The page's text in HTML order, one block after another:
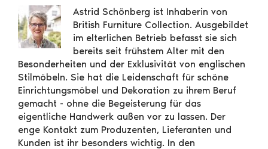
Astrid Schönberg ist Inhaberin von
British Furniture Collection. Ausgebildet
im elterlichen Betrieb befasst sie sich
bereits seit frühstem Alter mit den
Besonderheiten und der Exklusivität von englischen
Stilmöbeln. Sie hat die Leidenschaft für schöne
Einrichtungsmöbel und Dekoration zu ihrem Beruf
gemacht - ohne die Begeisterung für das
eigentliche Handwerk außen vor zu lassen. Der
enge Kontakt zum Produzenten, Lieferanten und
Kunden ist ihr besonders wichtig. In den